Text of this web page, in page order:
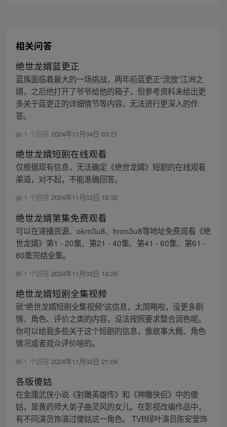
相关问答
绝世龙婿蓝更正
蓝族面临着最大的一场挑战，两年前蓝更正“流放”江洲之
婿，之后他打开了爷爷给他的箱子，但参考资料未给出更
多关于蓝更正的详细情节等内容，无法进行更深入的作
答。
1 个回答 2024年11月04日 03:21
绝世龙婿短剧在线观看
仅根据现有信息，无法确定《绝世龙婿》短剧的在线观看
渠道，对不起，不能准确回答。
1 个回答 2024年11月03日 18:32
绝世龙婿第集免费观看
可以在速播资源、okm3u8、hnm3u8等地址免费观看《绝
世龙婿》第1 - 20集、第21 - 40集、第41 - 60集、第61 -
80集完结全集。
1 个回答 2024年11月03日 18:29
绝世龙婿短剧全集视频
就“绝世龙婿短剧全集视频”这信息，太简略啦，没更多剧
情、角色、评价之类的内容，没法按照要求整合润色呢。
你可以给我多些关于这个短剧的信息，像故事大概、角色
情况或者观众评价啥的。
1 个回答 2024年11月02日 21:04
各版傻姑
在金庸武侠小说《射雕英雄传》和《神雕侠侣》中的傻
姑，是黄药师大弟子曲灵风的女儿。在影视改编作品中，
有不同演员饰演过傻姑这一角色。 TVB绿叶演员陈安莹饰